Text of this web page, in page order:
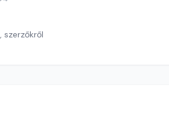
szerzőkről